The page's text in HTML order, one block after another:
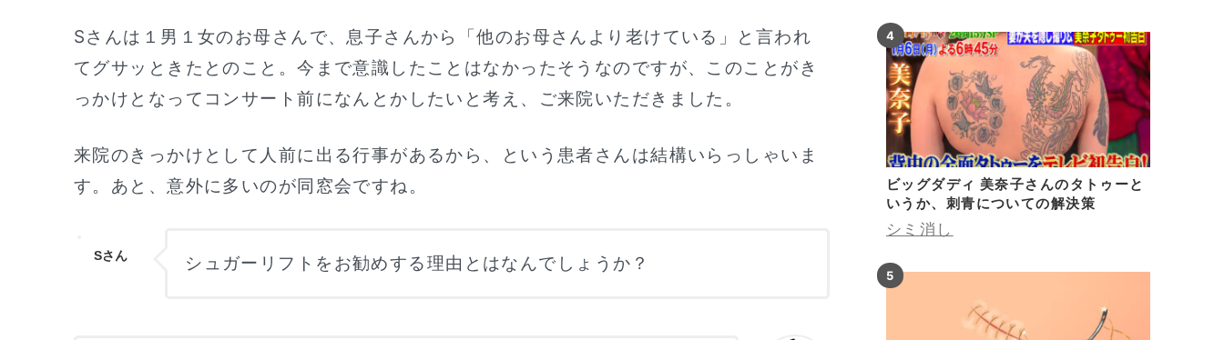
Sさんは１男１女のお母さんで、息子さんから「他のお母さんより老けている」と言われ
てグサッときたとのこと。今まで意識したことはなかったそうなのですが、このことがき
っかけとなってコンサート前になんとかしたいと考え、ご来院いただきました。
来院のきっかけとして人前に出る行事があるから、という患者さんは結構いらっしゃいま
す。あと、意外に多いのが同窓会ですね。
Sさん シュガーリフトをお勧めする理由とはなんでしょうか？
ビッグダディ 美奈子さんのタトゥーと
いうか、刺青についての解決策
シミ消し